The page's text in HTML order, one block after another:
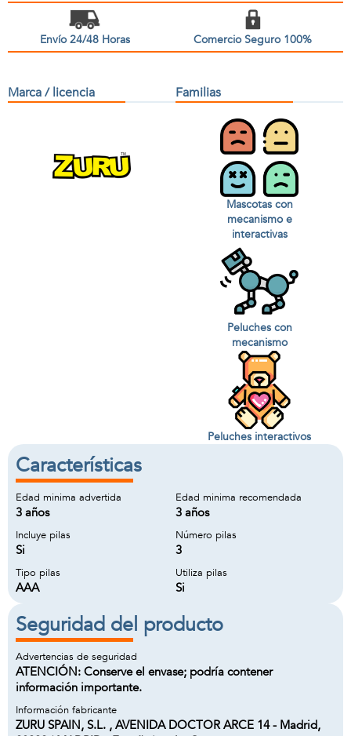
Envío 24/48 Horas Comercio Seguro 100%
Marca / licencia Familias
Mascotas con
mecanismo e
interactivas
Peluches con
mecanismo
Peluches interactivos
Características
Edad minima advertida
3 años
Edad minima recomendada
3 años
Incluye pilas
Si
Número pilas
3
Tipo pilas
AAA
Utiliza pilas
Si
Seguridad del producto
Advertencias de seguridad
ATENCIÓN: Conserve el envase; podría contener
información importante.
Información fabricante
ZURU SPAIN, S.L. , AVENIDA DOCTOR ARCE 14 - Madrid,